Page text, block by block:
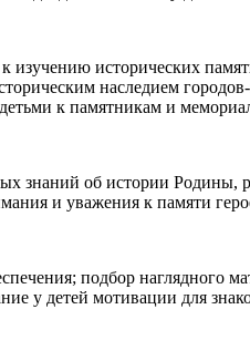
изучению исторических
наследием
детьми к памятникам и
знаний об истории Родины,
и уважения к памяти
подбор наглядного
у детей мотивации для